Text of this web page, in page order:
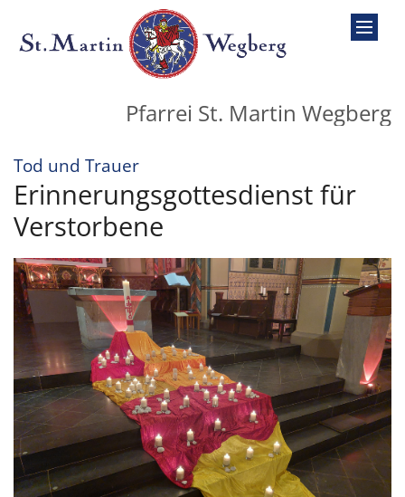
Zum Inhalt springen
Pfarrei St. Martin Wegberg
Tod und Trauer:
Erinnerungsgottesdienst für
Verstorbene